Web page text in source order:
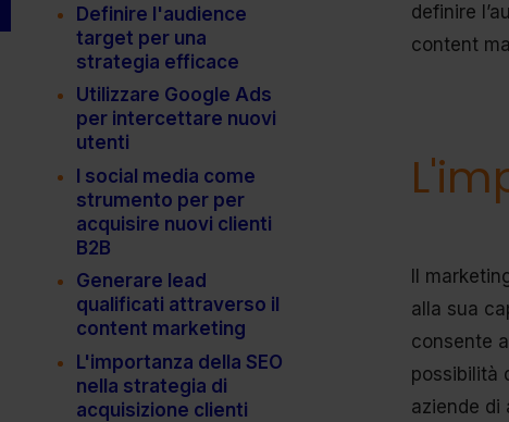
Definire l'audience
target per una
strategia efficace
Utilizzare Google Ads
per intercettare nuovi
utenti
I social media come
strumento per per
acquisire nuovi clienti
B2B
Generare lead
qualificati attraverso il
content marketing
L'importanza della SEO
nella strategia di
acquisizione clienti
definire
content
Il
alla sua
consente
possibilità
aziende di